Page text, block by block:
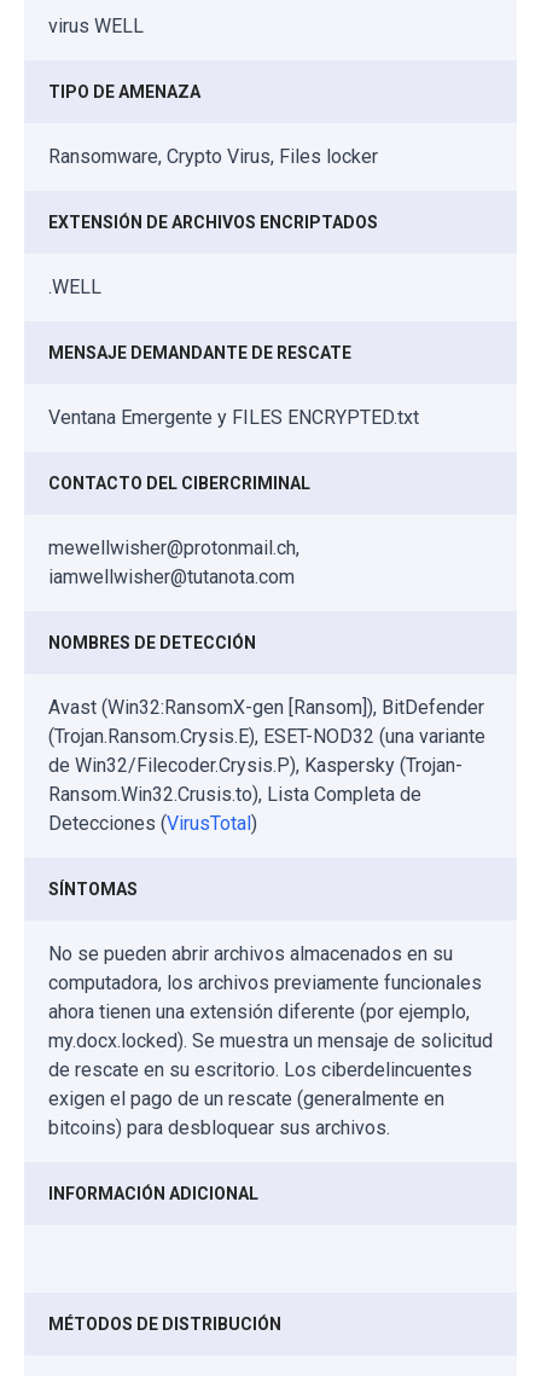
virus WELL
TIPO DE AMENAZA
Ransomware, Crypto Virus, Files locker
EXTENSIÓN DE ARCHIVOS ENCRIPTADOS
.WELL
MENSAJE DEMANDANTE DE RESCATE
Ventana Emergente y FILES ENCRYPTED.txt
CONTACTO DEL CIBERCRIMINAL
mewellwisher@protonmail.ch,
iamwellwisher@tutanota.com
NOMBRES DE DETECCIÓN
Avast (Win32:RansomX-gen [Ransom]), BitDefender
(Trojan.Ransom.Crysis.E), ESET-NOD32 (una variante
de Win32/Filecoder.Crysis.P), Kaspersky (Trojan-
Ransom.Win32.Crusis.to), Lista Completa de
Detecciones (VirusTotal)
SÍNTOMAS
No se pueden abrir archivos almacenados en su
computadora, los archivos previamente funcionales
ahora tienen una extensión diferente (por ejemplo,
my.docx.locked). Se muestra un mensaje de solicitud
de rescate en su escritorio. Los ciberdelincuentes
exigen el pago de un rescate (generalmente en
bitcoins) para desbloquear sus archivos.
INFORMACIÓN ADICIONAL
MÉTODOS DE DISTRIBUCIÓN